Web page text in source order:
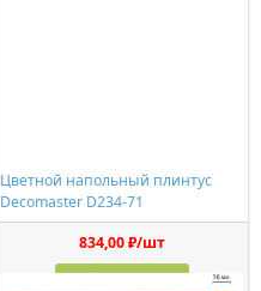
Цветной напольный плинтус
Decomaster D234-71
834,00 ₽/шт
Купить